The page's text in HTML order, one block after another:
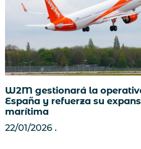
W2M gestionará la
España y refuerza su
marítima
22/01/2026